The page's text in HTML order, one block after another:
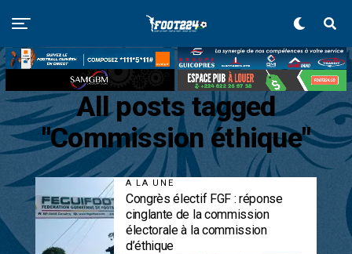
All posts tagged
"Commission éthique"
A LA UNE
Congrès électif FGF : réponse
cinglante de la commission
électorale à la commission
d’éthique